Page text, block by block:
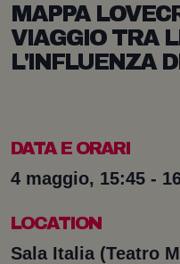
MAPPA
VIAGGIO TRA
L'INFLUENZA
DATA E ORARI
4 maggio, 15:45 -
LOCATION
Sala Italia (Teatro